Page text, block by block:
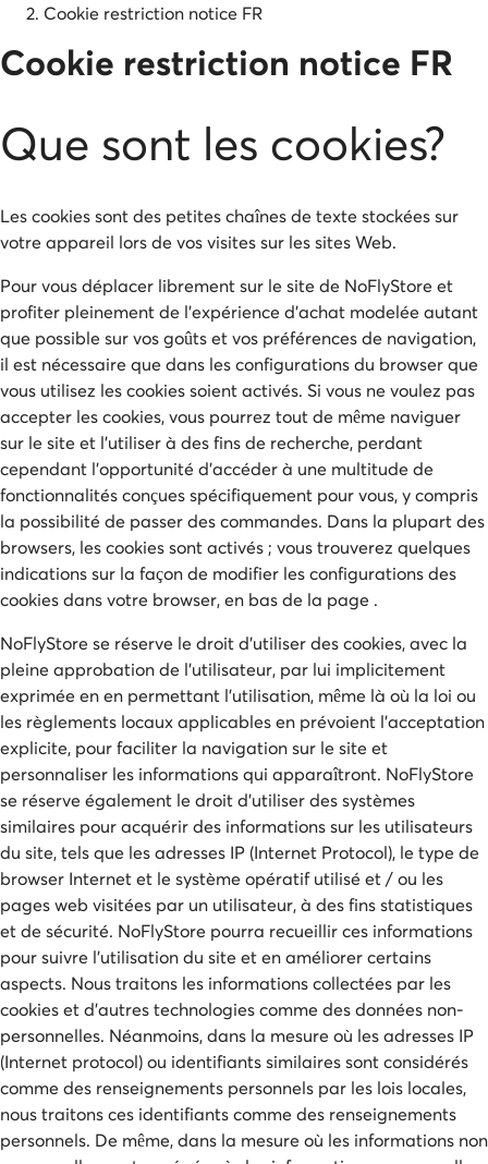
Cookie restriction notice FR
Cookie restriction notice FR
Que sont les cookies?
Les cookies sont des petites chaînes de texte stockées sur
votre appareil lors de vos visites sur les sites Web.
Pour vous déplacer librement sur le site de NoFlyStore et
profiter pleinement de l'expérience d'achat modelée autant
que possible sur vos goûts et vos préférences de navigation,
il est nécessaire que dans les configurations du browser que
vous utilisez les cookies soient activés. Si vous ne voulez pas
accepter les cookies, vous pourrez tout de même naviguer
sur le site et l'utiliser à des fins de recherche, perdant
cependant l’opportunité d'accéder à une multitude de
fonctionnalités conçues spécifiquement pour vous, y compris
la possibilité de passer des commandes. Dans la plupart des
browsers, les cookies sont activés ; vous trouverez quelques
indications sur la façon de modifier les configurations des
cookies dans votre browser, en bas de la page .
NoFlyStore se réserve le droit d'utiliser des cookies, avec la
pleine approbation de l’utilisateur, par lui implicitement
exprimée en en permettant l'utilisation, même là où la loi ou
les règlements locaux applicables en prévoient l'acceptation
explicite, pour faciliter la navigation sur le site et
personnaliser les informations qui apparaîtront. NoFlyStore
se réserve également le droit d'utiliser des systèmes
similaires pour acquérir des informations sur les utilisateurs
du site, tels que les adresses IP (Internet Protocol), le type de
browser Internet et le système opératif utilisé et / ou les
pages web visitées par un utilisateur, à des fins statistiques
et de sécurité. NoFlyStore pourra recueillir ces informations
pour suivre l'utilisation du site et en améliorer certains
aspects. Nous traitons les informations collectées par les
cookies et d'autres technologies comme des données non-
personnelles. Néanmoins, dans la mesure où les adresses IP
(Internet protocol) ou identifiants similaires sont considérés
comme des renseignements personnels par les lois locales,
nous traitons ces identifiants comme des renseignements
personnels. De même, dans la mesure où les informations non